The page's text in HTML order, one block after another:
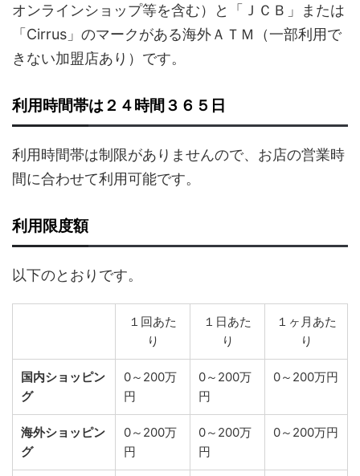
オンラインショップ等を含む）と「ＪＣＢ」または
「Cirrus」のマークがある海外ＡＴＭ（一部利用で
きない加盟店あり）です。
利用時間帯は２４時間３６５日
利用時間帯は制限がありませんので、お店の営業時
間に合わせて利用可能です。
利用限度額
以下のとおりです。
１回あた
り
１日あた
り
１ヶ月あた
り
国内ショッピン
グ
0～200万
円
0～200万
円
0～200万円
海外ショッピン
グ
0～200万
円
0～200万
円
0～200万円